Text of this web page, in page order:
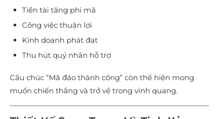
Tiền tài tăng phi mã
Công việc thuận lợi
Kinh doanh phát đạt
Thu hút quý nhân hỗ trợ
Câu chúc “Mã đáo thành công” còn thể hiện mong
muốn chiến thắng và trở về trong vinh quang.